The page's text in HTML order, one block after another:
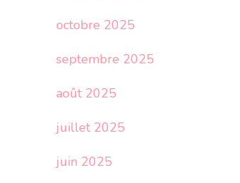
octobre 2025
septembre 2025
août 2025
juillet 2025
juin 2025